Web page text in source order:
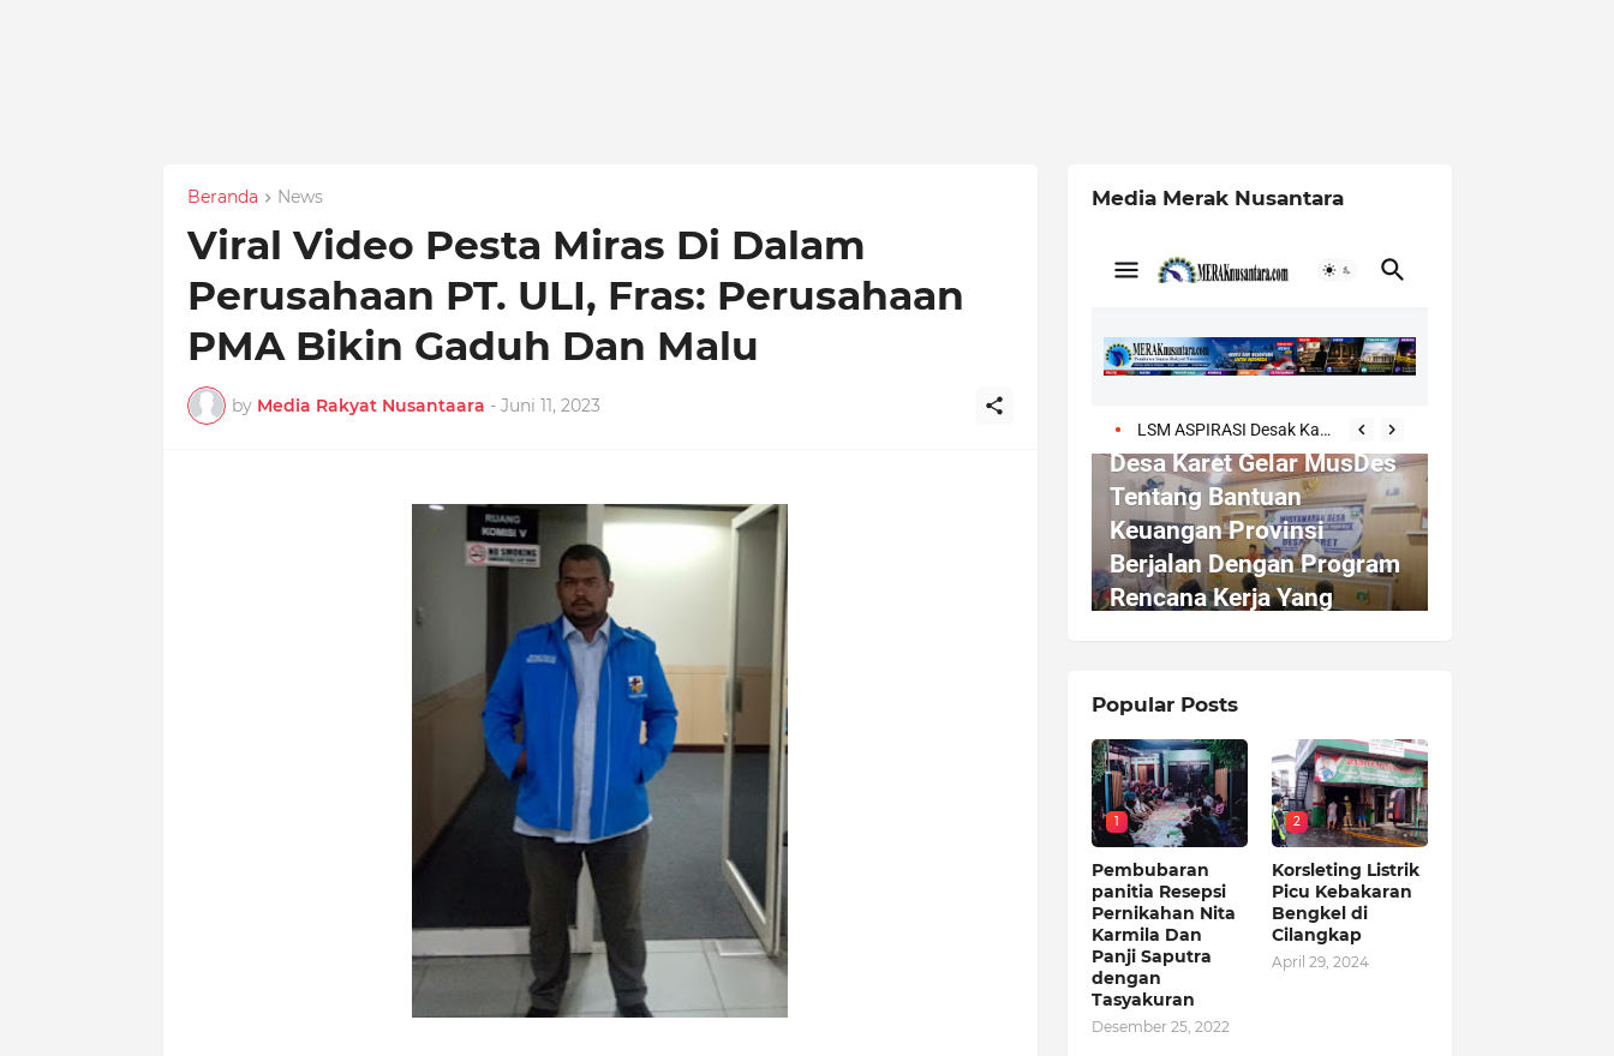
Beranda News
Viral Video Pesta Miras Di Dalam
Perusahaan PT. ULI, Fras: Perusahaan
PMA Bikin Gaduh Dan Malu
by Media Rakyat Nusantaara - Juni 11, 2023
Media Merak Nusantara
Popular Posts
1
Pembubaran
panitia Resepsi
Pernikahan Nita
Karmila Dan
Panji Saputra
dengan
Tasyakuran
Desember 25, 2022
2
Korsleting Listrik
Picu Kebakaran
Bengkel di
Cilangkap
April 29, 2024